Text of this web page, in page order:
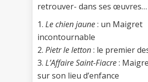
retrouver- dans ses œuvres…
1. Le chien jaune: un Maigret
incontournable
2. Pietr le letton: le premier
3. L’Affaire Saint-Fiacre:
sur son lieu d’enfance